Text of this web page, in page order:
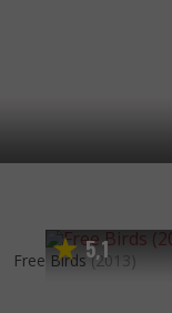
5,1
Free Birds (2013)